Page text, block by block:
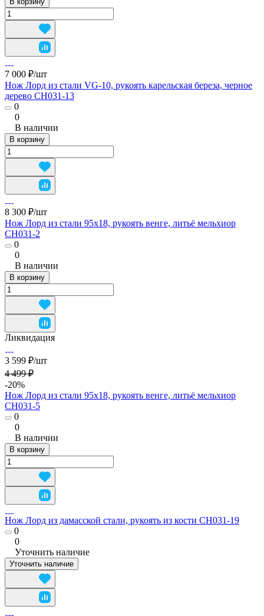
7 000 ₽/шт
Нож Лорд из стали VG-10, рукоять карельская береза, черное
дерево CH031-13
0
0
В наличии
В корзину
8 300 ₽/шт
Нож Лорд из стали 95х18, рукоять венге, литьё мельхиор
CH031-2
0
0
В наличии
В корзину
Ликвидация
3 599 ₽/шт
4 499 ₽
-20%
Нож Лорд из стали 95х18, рукоять венге, литьё мельхиор
CH031-5
0
0
В наличии
В корзину
Нож Лорд из дамасской стали, рукоять из кости CH031-19
0
0
Уточнить наличие
Уточнить наличие